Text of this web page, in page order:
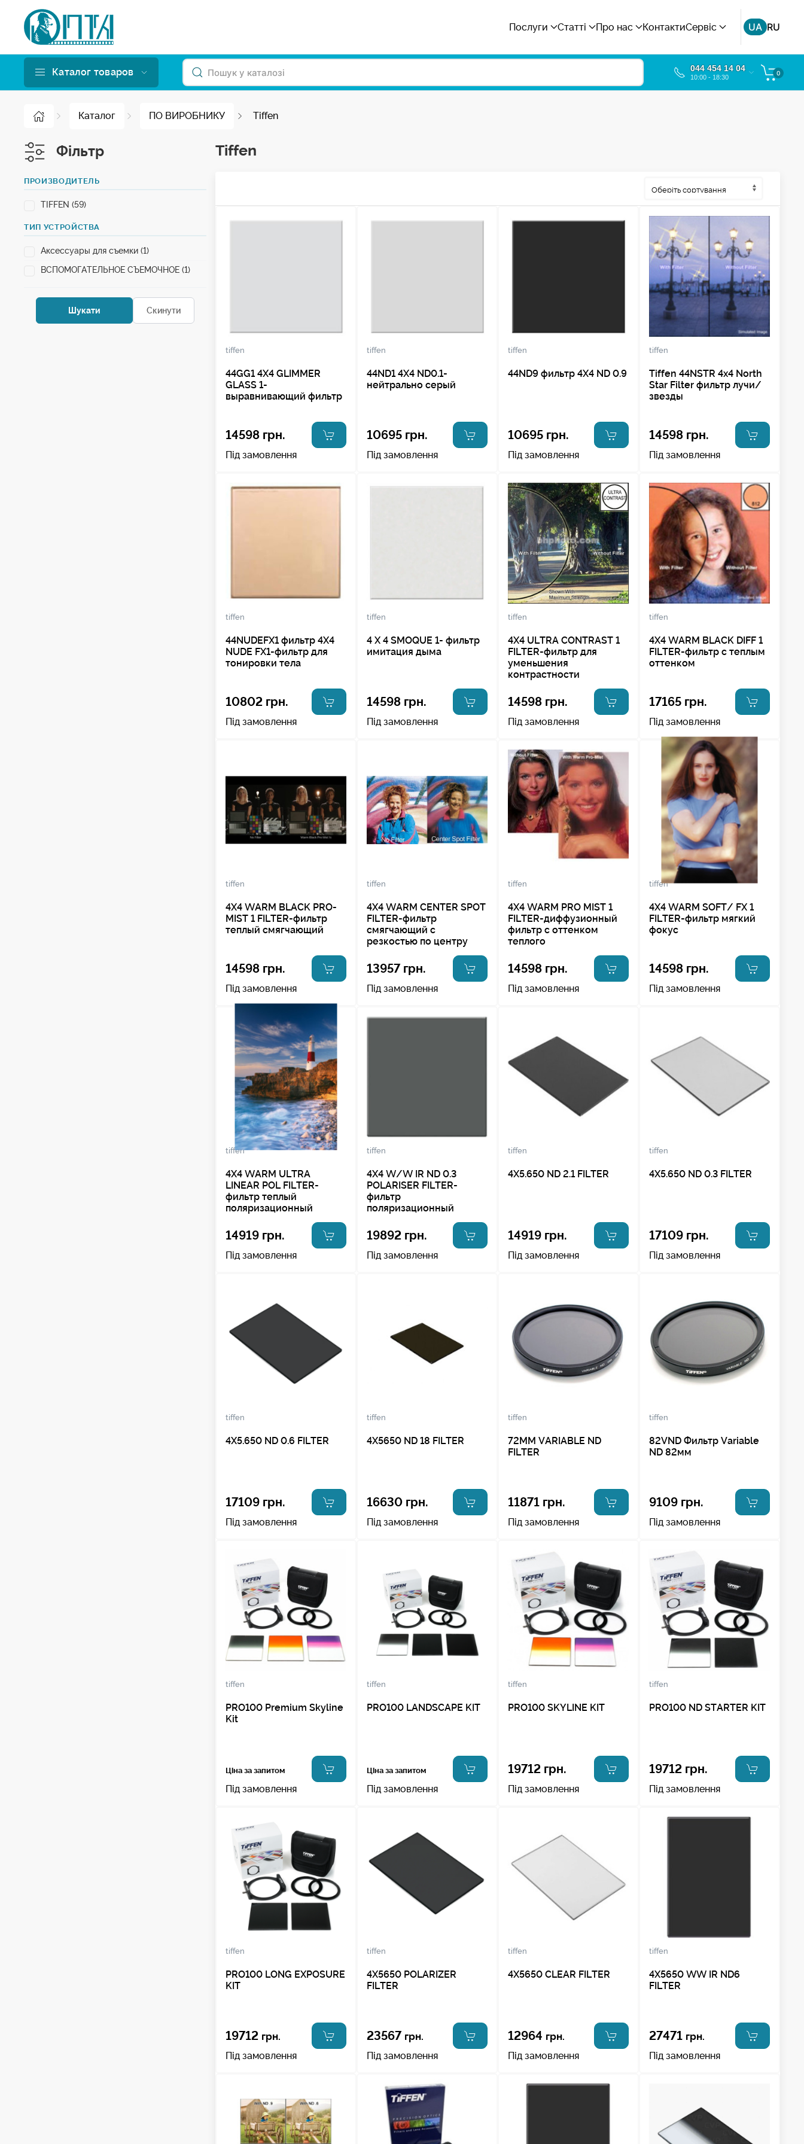
Послуги Статті Про нас КонтактиСервіс UA RU
Каталог товаров 044 454 14 04
10:00 - 18:30
0
Каталог ПО ВИРОБНИКУ Tiffen
Фільтр
ПРОИЗВОДИТЕЛЬ
TIFFEN (59)
ТИП УСТРОЙСТВА
Аксессуары для съемки (1)
ВСПОМОГАТЕЛЬНОЕ СЪЕМОЧНОЕ (1)
Tiffen
tiffen
44GG1 4X4 GLIMMER
GLASS 1-
выравнивающий фильтр
14598 грн.
Під замовлення
tiffen
44ND1 4X4 ND0.1-
нейтрально серый
10695 грн.
Під замовлення
tiffen
44ND9 фильтр 4X4 ND 0.9
10695 грн.
Під замовлення
tiffen
Tiffen 44NSTR 4x4 North
Star Filter фильтр лучи/
звезды
14598 грн.
Під замовлення
tiffen
44NUDEFX1 фильтр 4X4
NUDE FX1-фильтр для
тонировки тела
10802 грн.
Під замовлення
tiffen
4 X 4 SMOQUE 1- фильтр
имитация дыма
14598 грн.
Під замовлення
tiffen
4X4 ULTRA CONTRAST 1
FILTER-фильтр для
уменьшения
контрастности
14598 грн.
Під замовлення
tiffen
4X4 WARM BLACK DIFF 1
FILTER-фильтр с теплым
оттенком
17165 грн.
Під замовлення
tiffen
4X4 WARM BLACK PRO-
MIST 1 FILTER-фильтр
теплый смягчающий
14598 грн.
Під замовлення
tiffen
4X4 WARM CENTER SPOT
FILTER-фильтр
смягчающий с
резкостью по центру
13957 грн.
Під замовлення
tiffen
4X4 WARM PRO MIST 1
FILTER-диффузионный
фильтр с оттенком
теплого
14598 грн.
Під замовлення
tiffen
4X4 WARM SOFT/ FX 1
FILTER-фильтр мягкий
фокус
14598 грн.
Під замовлення
tiffen
4X4 WARM ULTRA
LINEAR POL FILTER-
фильтр теплый
поляризационный
14919 грн.
Під замовлення
tiffen
4X4 W/W IR ND 0.3
POLARISER FILTER-
фильтр
поляризационный
19892 грн.
Під замовлення
tiffen
4X5.650 ND 2.1 FILTER
14919 грн.
Під замовлення
tiffen
4X5.650 ND 0.3 FILTER
17109 грн.
Під замовлення
tiffen
4X5.650 ND 0.6 FILTER
17109 грн.
Під замовлення
tiffen
4X5650 ND 18 FILTER
16630 грн.
Під замовлення
tiffen
72MM VARIABLE ND
FILTER
11871 грн.
Під замовлення
tiffen
82VND Фильтр Variable
ND 82мм
9109 грн.
Під замовлення
tiffen
PRO100 Premium Skyline
Kit
Ціна за запитом
Під замовлення
tiffen
PRO100 LANDSCAPE KIT
Ціна за запитом
Під замовлення
tiffen
PRO100 SKYLINE KIT
19712 грн.
Під замовлення
tiffen
PRO100 ND STARTER KIT
19712 грн.
Під замовлення
tiffen
PRO100 LONG EXPOSURE
KIT
19712 грн.
Під замовлення
tiffen
4X5650 POLARIZER
FILTER
23567 грн.
Під замовлення
tiffen
4X5650 CLEAR FILTER
12964 грн.
Під замовлення
tiffen
4X5650 WW IR ND6
FILTER
27471 грн.
Під замовлення